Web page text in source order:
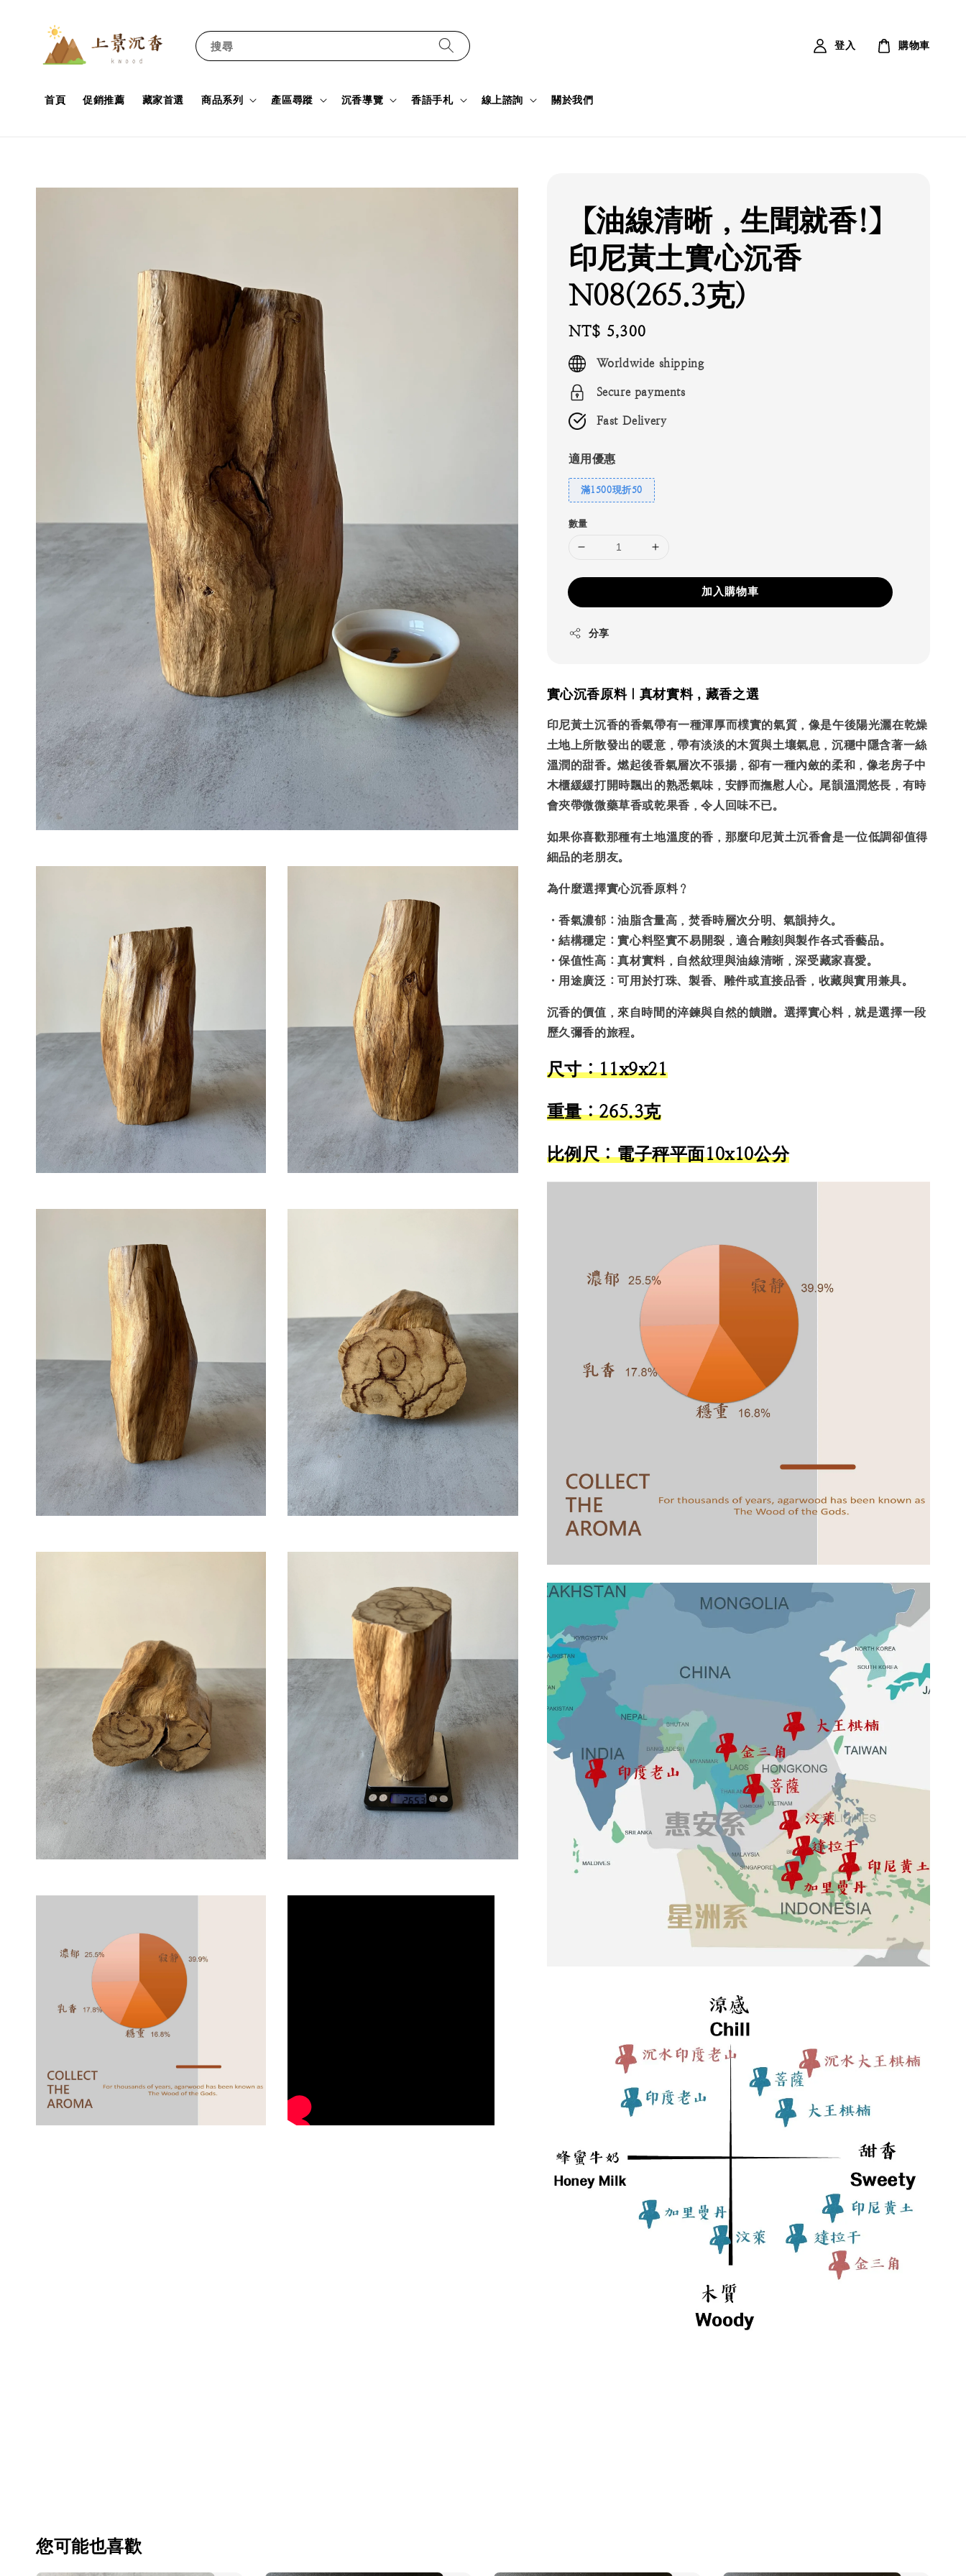
搜尋
首頁 促銷推薦 藏家首選 商品系列 產區尋蹤 沉香導覽 香語手札 線上諮詢 關於我們
登入 購物車
【油線清晰，生聞就香!】
印尼黃土實心沉香
N08(265.3克)
Regular
price
NT$ 5,300
Worldwide shipping
Secure payments
Fast Delivery
適用優惠
滿1500現折50
數量
加入購物車
分享
實心沉香原料｜真材實料，藏香之選
印尼黃土沉香的香氣帶有一種渾厚而樸實的氣質，像是午後陽光灑在乾燥
土地上所散發出的暖意，帶有淡淡的木質與土壤氣息，沉穩中隱含著一絲
溫潤的甜香。燃起後香氣層次不張揚，卻有一種內斂的柔和，像老房子中
木櫃緩緩打開時飄出的熟悉氣味，安靜而撫慰人心。尾韻溫潤悠長，有時
會夾帶微微藥草香或乾果香，令人回味不已。
如果你喜歡那種有土地溫度的香，那麼印尼黃土沉香會是一位低調卻值得
細品的老朋友。
為什麼選擇實心沉香原料？
・香氣濃郁 ：油脂含量高，焚香時層次分明、氣韻持久。
・結構穩定 ：實心料堅實不易開裂，適合雕刻與製作各式香藝品。
・保值性高 ：真材實料，自然紋理與油線清晰，深受藏家喜愛。
・ 用途廣泛 ：可用於打珠、製香、雕件或直接品香，收藏與實用兼具。
沉香的價值，來自時間的淬鍊與自然的饋贈。選擇實心料，就是選擇一段
歷久彌香的旅程。
尺寸：11x9x21
重量：265.3克
比例尺：電子秤平面10x10公分
您可能也喜歡